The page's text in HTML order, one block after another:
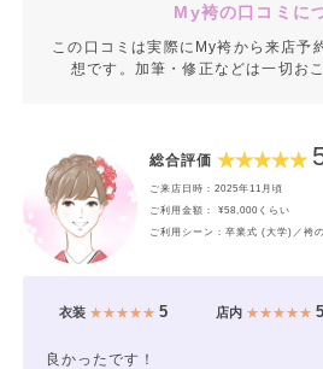
My袴の口コミに
この口コミは実際にMy袴から来店予
想です。加筆・修正などは一切お
総合評価
ご来店日時：2025年11月頃
ご利用金額： ¥58,000くらい
ご利用シーン：卒業式 (大学)／袴
衣装★★★★★ 5 店内★★★★★ 5
良かったです！